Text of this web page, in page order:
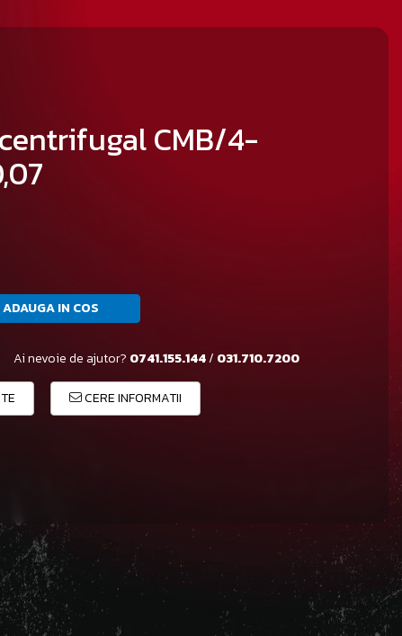
CMB/4-
ADAUGA IN COS
Ai nevoie de ajutor? 0741.155.144/ 031.710.7200
CERE INFORMATII